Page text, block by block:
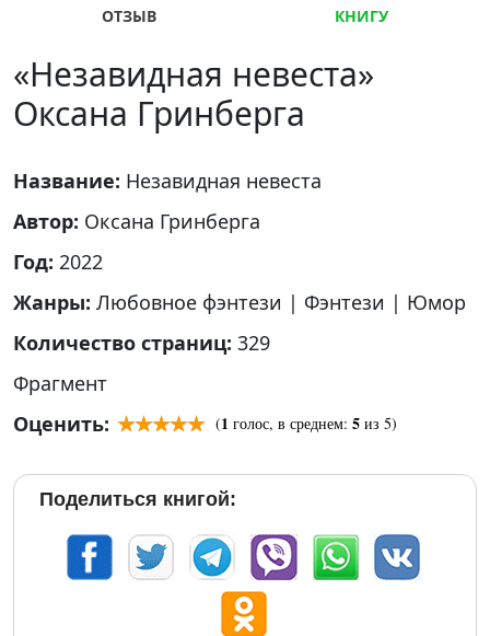
ОТЗЫВ
КНИГУ
«Незавидная невеста»
Оксана Гринберга
Название: Незавидная невеста
Автор: Оксана Гринберга
Год: 2022
Жанры: Любовное фэнтези | Фэнтези | Юмор
Количество страниц: 329
Фрагмент
Оценить:
(1 голос, в среднем: 5 из 5)
Поделиться книгой: